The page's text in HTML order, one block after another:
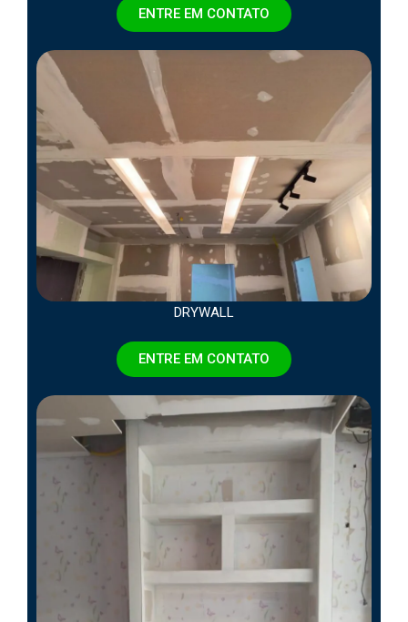
ENTRE EM CONTATO
DRYWALL
ENTRE EM CONTATO